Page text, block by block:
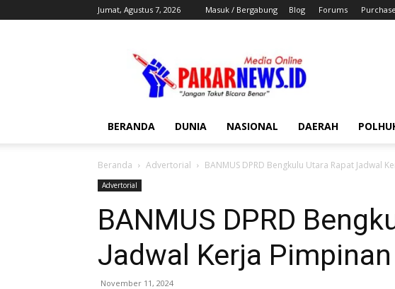
Jumat, Agustus 7, 2026 Masuk / Bergabung Blog Forums
BERANDA DUNIA NASIONAL DAERAH
Beranda Advertorial BANMUS DPRD Bengkulu Utara Rapat Jadwal
Advertorial
BANMUS DPRD
Jadwal Kerja
November 11, 2024